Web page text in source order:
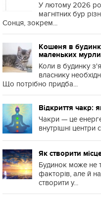
У лютому 2026
магнітних бур
Сонця, зокрем...
Кошеня в
маленьких
Коли в будинку
власнику
Що потрібно придба...
Відкриття чакр:
Чакри — це
внутрішні центри
Як створити
Будинок може не
факторів, але й
створити у...